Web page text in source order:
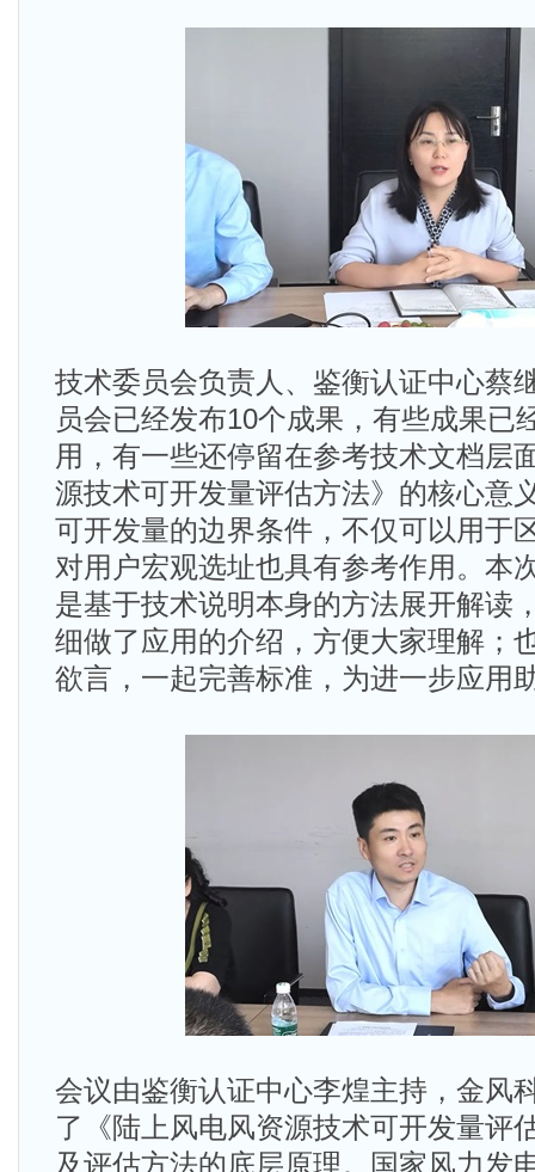
技术委员会负责人、鉴衡认证中心蔡
员会已经发布10个成果，有些成果已
用，有一些还停留在参考技术文档层
源技术可开发量评估方法》的核心意
可开发量的边界条件，不仅可以用于
对用户宏观选址也具有参考作用。本
是基于技术说明本身的方法展开解读
细做了应用的介绍，方便大家理解；
欲言，一起完善标准，为进一步应用
会议由鉴衡认证中心李煌主持，金风
了《陆上风电风资源技术可开发量评
及评估方法的底层原理。国家风力发